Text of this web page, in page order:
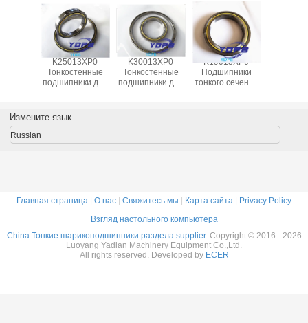
на
K25013XP0
Тонкостенные
подшипники для
сепаратор
Подшипники
заказ
K30013XP0
Тонкостенные
подшипники для
Подшипники,
на заказ из
K19013XP0
Подшипники
тонкого сечения
латуниные
подшипники на
Измените язык
Russian
Главная страница О нас Свяжитесь мы Карта сайта
Privacy Policy
Взгляд настольного компьютера
China Тонкие шарикоподшипники раздела supplier. Copyright © 2016 - 2026
Luoyang Yadian Machinery Equipment Co.,Ltd.
All rights reserved. Developed by ECER